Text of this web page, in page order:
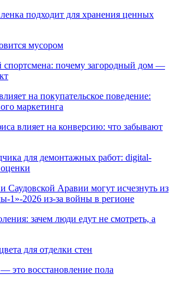
подходит для хранения ценных
мусором
почему загородный дом —
на покупательское поведение:
маркетинга
влияет на конверсию: что забывают
для демонтажных работ: digital-
Саудовской Аравии могут исчезнуть из
1»-2026 из-за войны в регионе
зачем люди едут не смотреть, а
для отделки стен
это восстановление пола